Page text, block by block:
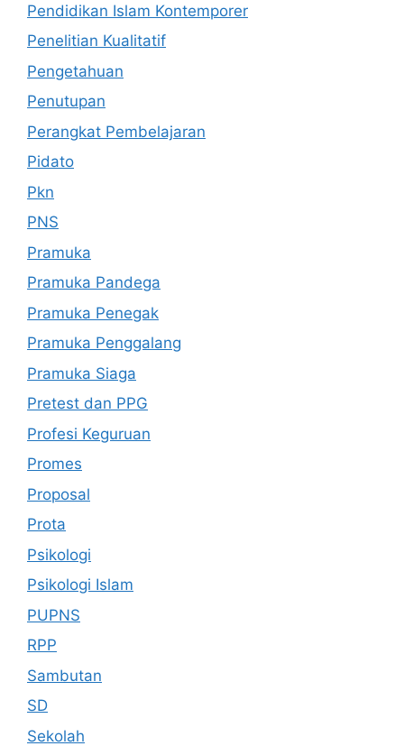
Pendidikan Islam Kontemporer
Penelitian Kualitatif
Pengetahuan
Penutupan
Perangkat Pembelajaran
Pidato
Pkn
PNS
Pramuka
Pramuka Pandega
Pramuka Penegak
Pramuka Penggalang
Pramuka Siaga
Pretest dan PPG
Profesi Keguruan
Promes
Proposal
Prota
Psikologi
Psikologi Islam
PUPNS
RPP
Sambutan
SD
Sekolah